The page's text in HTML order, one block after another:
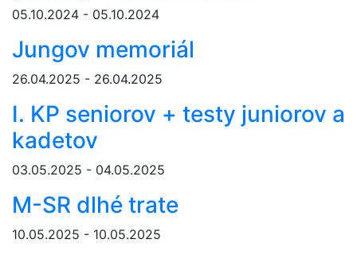
05.10.2024 - 05.10.2024
Jungov memoriál
26.04.2025 - 26.04.2025
I. KP seniorov + testy juniorov a
kadetov
03.05.2025 - 04.05.2025
M-SR dlhé trate
10.05.2025 - 10.05.2025